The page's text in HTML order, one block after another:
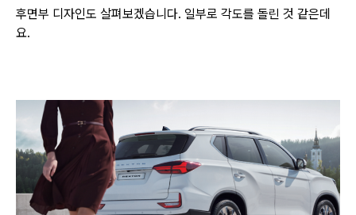
후면부 디자인도 살펴보겠습니다. 일부로 각도를 돌린 것 같은데
요.